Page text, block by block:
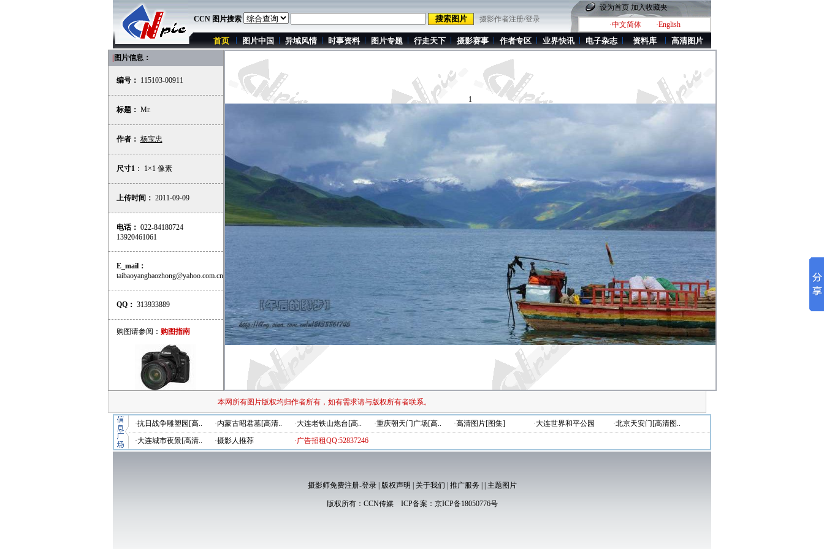
CCN 图片搜索 摄影作者注册/登录
设为首页 加入收藏夹
·中文简体
·English
首页 图片中国 异域风情 时事资料 图片专题 行走天下 摄影赛事 作者专区 业界快讯 电子杂志 资料库 高清图片
图片信息：
编号： 115103-00911
标题： Mr.
作者： 杨宝忠
尺寸1： 1×1 像素
上传时间： 2011-09-09
电话： 022-84180724
13920461061
E_mail：
taibaoyangbaozhong@yahoo.com.cn
QQ： 313933889
购图请参阅： 购图指南
1
本网所有图片版权均归作者所有，如有需求请与版权所有者联系。
·抗日战争雕塑园[高.. ·内蒙古昭君墓[高清.. ·大连老铁山炮台[高.. ·重庆朝天门广场[高.. ·高清图片[图集] ·大连世界和平公园
·北京天安门[高清图..
·大连城市夜景[高清..
·摄影人推荐 ·广告招租QQ:52837246
摄影师免费注册-登录| 版权声明 关于我们 推广服务 主题图片
版权所有： CCN传媒ICP备案： 京ICP备18050776号